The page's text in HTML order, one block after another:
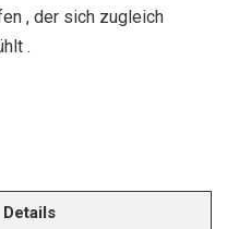
, der sich zugleich
.
Details